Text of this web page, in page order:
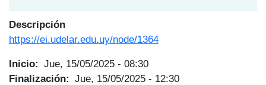
Descripción
https://ei.udelar.edu.uy/node/1364
Inicio
Jue, 15/05/2025 - 08:30
Finalización
Jue, 15/05/2025 - 12:30